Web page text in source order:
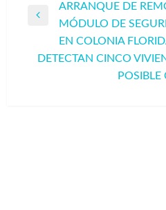
de
entradas
Entrada
anterior
ARRANQUE DE
MÓDULO DE
EN COLONIA
DETECTAN CINCO
POSIBLE